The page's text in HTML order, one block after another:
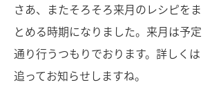
さあ、またそろそろ来月のレシピをま
とめる時期になりました。来月は予定
通り行うつもりでおります。詳しくは
追ってお知らせしますね。